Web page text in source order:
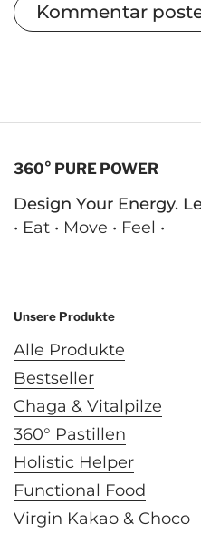
Kommentar
360° PURE POWER
Design Your Energy.
• Eat • Move • Feel •
Unsere Produkte
Alle Produkte
Bestseller
Chaga & Vitalpilze
360° Pastillen
Holistic Helper
Functional Food
Virgin Kakao & Choco